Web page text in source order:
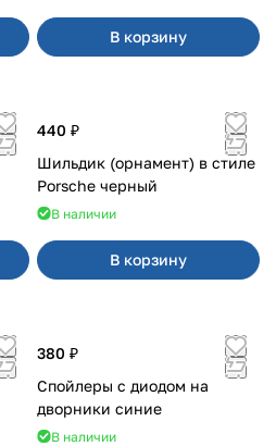
В корзину
440 ₽
Шильдик (орнамент) в стиле
Porsche черный
В наличии
В корзину
380 ₽
Спойлеры с диодом на
дворники синие
В наличии